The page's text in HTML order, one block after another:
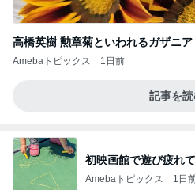
高橋英樹 勲章菊といわれるガザニア
Amebaトピックス 1日前
記事を
初映画館で遊び疲れ
Amebaトピックス 1日